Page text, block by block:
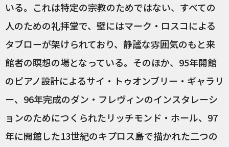
いる。これは特定の宗教のためではない、すべての
人のための礼拝堂で、壁にはマーク・ロスコによる
タブローが架けられており、静謐な雰囲気のもと来
館者の瞑想の場となっている。そのほか、95年開館
のピアノ設計によるサイ・トゥオンブリー・ギャラリ
ー、96年完成のダン・フレヴィンのインスタレーシ
ョンのためにつくられたリッチモンド・ホール、97
年に開館した13世紀のキプロス島で描かれた二つの